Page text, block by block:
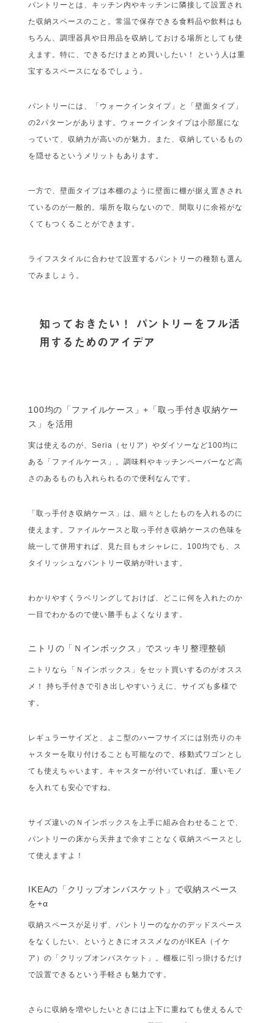
パントリーとは、キッチン内やキッチンに隣接して設置され
た収納スペースのこと。常温で保存できる食料品や飲料はも
ちろん、調理器具や日用品を収納しておける場所としても使
えます。特に、できるだけまとめ買いしたい！ という人は重
宝するスペースになるでしょう。
パントリーには、「ウォークインタイプ」と「壁面タイプ」
の2パターンがあります。ウォークインタイプは小部屋にな
っていて、収納力が高いのが魅力。また、収納しているもの
を隠せるというメリットもあります。
一方で、壁面タイプは本棚のように壁面に棚が据え置きされ
ているのが一般的。場所を取らないので、間取りに余裕がな
くてもつくることができます。
ライフスタイルに合わせて設置するパントリーの種類も選ん
でみましょう。
知っておきたい！ パントリーをフル活
用するためのアイデア
100均の「ファイルケース」+「取っ手付き収納ケー
ス」を活用
実は使えるのが、Seria（セリア）やダイソーなど100均に
ある「ファイルケース」。調味料やキッチンペーパーなど高
さのあるものも入れられるので便利なんです。
「取っ手付き収納ケース」は、細々としたものを入れるのに
使えます。ファイルケースと取っ手付き収納ケースの色味を
統一して併用すれば、見た目もオシャレに。100均でも、ス
タイリッシュなパントリー収納が叶います。
わかりやすくラベリングしておけば、どこに何を入れたのか
一目でわかるので使い勝手もよくなります。
ニトリの「Ｎインボックス」でスッキリ整理整頓
ニトリなら「Ｎインボックス」をセット買いするのがオスス
メ！ 持ち手付きで引き出しやすいうえに、サイズも多様で
す。
レギュラーサイズと、よこ型のハーフサイズには別売りのキ
ャスターを取り付けることも可能なので、移動式ワゴンとし
ても使えちゃいます。キャスターが付いていれば、重いモノ
を入れても安心ですね。
サイズ違いのＮインボックスを上手に組み合わせることで、
パントリーの床から天井まで余すことなく収納スペースとし
て使えますよ！
IKEAの「クリップオンバスケット」で収納スペース
を+α
収納スペースが足りず、パントリーのなかのデッドスペース
をなくしたい、というときにオススメなのがIKEA（イケ
ア）の「クリップオンバスケット」。棚板に引っ掛けるだけ
で設置できるという手軽さも魅力です。
さらに収納を増やしたいときには上下に重ねても使えるんで